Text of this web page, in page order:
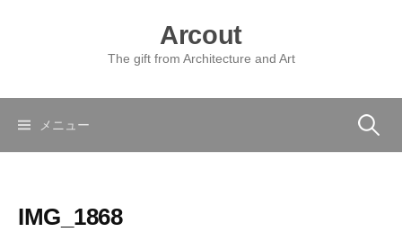
ツ
Arcout
The gift from Architecture and Art
メニュー 検
IMG_1868